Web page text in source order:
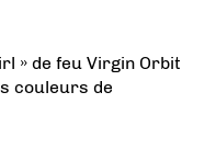
» de feu Virgin Orbit
couleurs de